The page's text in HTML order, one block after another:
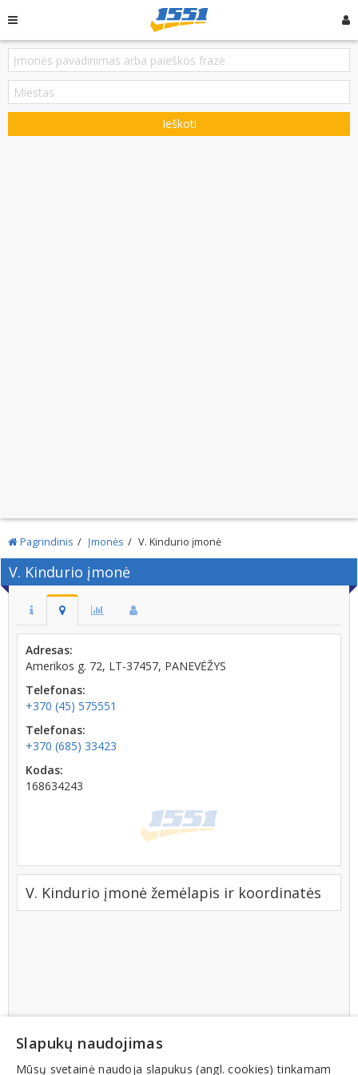
Ieškoti
Pagrindinis Įmonės V. Kindurio įmonė
V. Kindurio įmonė
Adresas:
Amerikos g. 72, LT-37457, PANEVĖŽYS
Telefonas:
+370 (45) 575551
Telefonas:
+370 (685) 33423
Kodas:
168634243
V. Kindurio įmonė žemėlapis ir koordinatės
Slapukų naudojimas
Mūsų svetainė naudoja slapukus (angl. cookies) tinkamam